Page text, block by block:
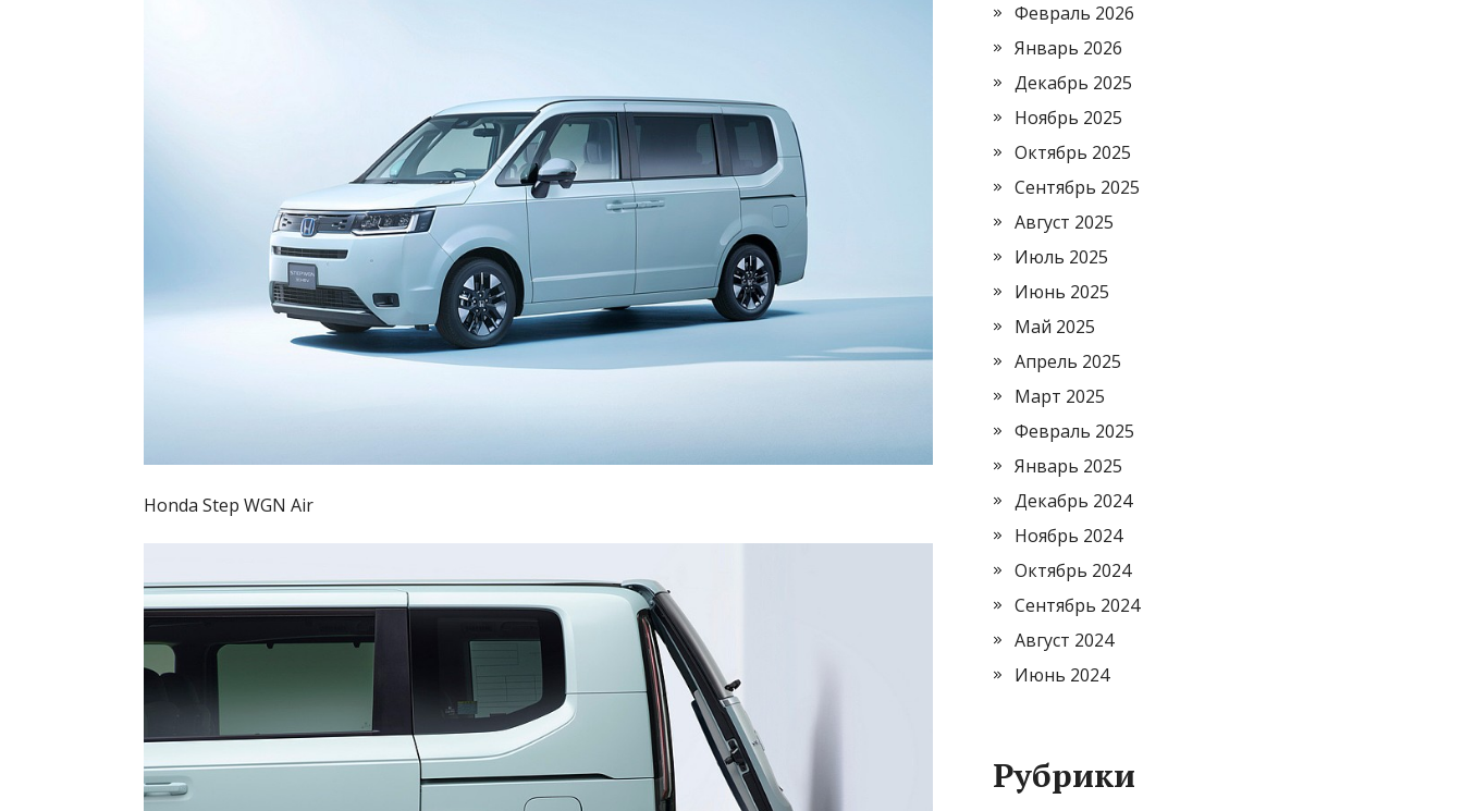
Honda Step WGN Air
Февраль 2026
Январь 2026
Декабрь 2025
Ноябрь 2025
Октябрь 2025
Сентябрь 2025
Август 2025
Июль 2025
Июнь 2025
Май 2025
Апрель 2025
Март 2025
Февраль 2025
Январь 2025
Декабрь 2024
Ноябрь 2024
Октябрь 2024
Сентябрь 2024
Август 2024
Июнь 2024
Рубрики